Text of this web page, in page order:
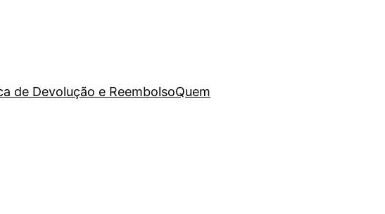
de Devolução e ReembolsoQuem